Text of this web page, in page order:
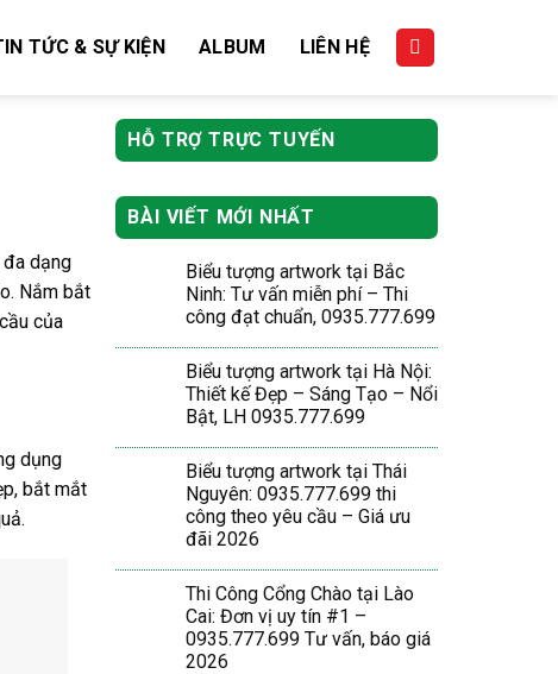
TỨC & SỰ KIỆN ALBUM LIÊN HỆ
dạng
Nắm bắt
của
dụng
bắt mắt
HỖ TRỢ TRỰC TUYẾN
BÀI VIẾT MỚI NHẤT
Biểu tượng artwork tại Bắc
Ninh: Tư vấn miễn phí – Thi
công đạt chuẩn, 0935.777.699
Biểu tượng artwork tại Hà Nội:
Thiết kế Đẹp – Sáng Tạo – Nổi
Bật, LH 0935.777.699
Biểu tượng artwork tại Thái
Nguyên: 0935.777.699 thi
công theo yêu cầu – Giá ưu
đãi 2026
Thi Công Cổng Chào tại Lào
Cai: Đơn vị uy tín #1 –
0935.777.699 Tư vấn, báo giá
2026